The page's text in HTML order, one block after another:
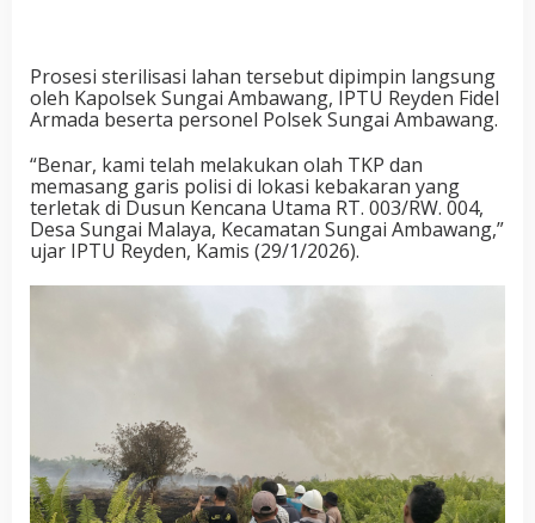
Prosesi sterilisasi lahan tersebut dipimpin langsung
oleh Kapolsek Sungai Ambawang, IPTU Reyden Fidel
Armada beserta personel Polsek Sungai Ambawang.
“Benar, kami telah melakukan olah TKP dan
memasang garis polisi di lokasi kebakaran yang
terletak di Dusun Kencana Utama RT. 003/RW. 004,
Desa Sungai Malaya, Kecamatan Sungai Ambawang,”
ujar IPTU Reyden, Kamis (29/1/2026).